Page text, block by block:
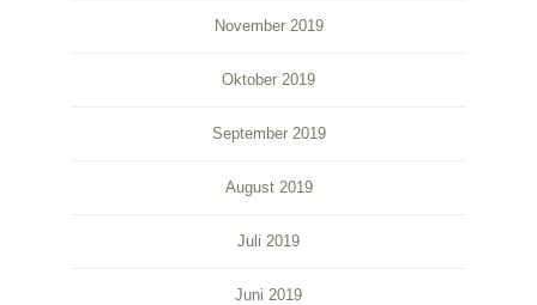
November 2019
Oktober 2019
September 2019
August 2019
Juli 2019
Juni 2019